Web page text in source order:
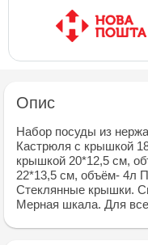
Опис
Набор посуды из
Кастрюля с крышкой
крышкой 20*12,5 см,
22*13,5 см, объём- 4л
Стеклянные крышки.
Мерная шкала. Для